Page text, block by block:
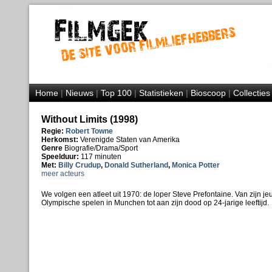
Home|Nieuws|Top 100|Statistieken|Bioscoop|Collecties
Without Limits (1998)
Regie: Robert Towne
Herkomst: Verenigde Staten van Amerika
Genre Biografie/Drama/Sport
Speelduur: 117 minuten
Met: Billy Crudup, Donald Sutherland, Monica Potter
meer acteurs
We volgen een atleet uit 1970: de loper Steve Prefontaine. Van zijn
Olympische spelen in Munchen tot aan zijn dood op 24-jarige leeftijd.